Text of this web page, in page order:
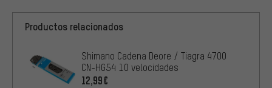
Productos relacionados
Shimano Cadena Deore / Tiagra 4700
CN-HG54 10 velocidades
12,99€